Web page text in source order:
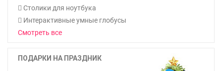
Столики для ноутбука
Интерактивные умные глобусы
Смотреть все
ПОДАРКИ НА ПРАЗДНИК